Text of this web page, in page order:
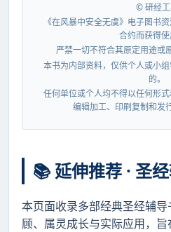
© 研经
《在风暴中安全无虞》电子图书
合约而获得使
严禁一切不符合其原定用途或
本书为内部资料，仅供个人或小
的。
任何单位或个人均不得以任何形
编辑加工、印刷复制和发
📚 延伸推荐 · 圣
本页面收录多部经典圣经辅
顾、属灵成长与实际应用，